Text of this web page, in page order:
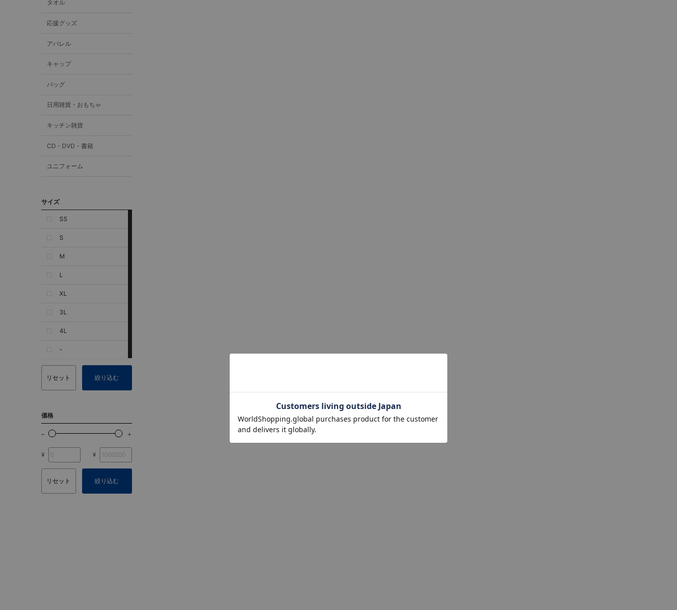
タオル
応援グッズ
アパレル
キャップ
バッグ
日用雑貨・おもちゃ
キッチン雑貨
CD・DVD・書籍
ユニフォーム
サイズ
SS
S
M
L
XL
3L
4L
-
リセット 絞り込む
価格
¥ ¥
リセット 絞り込む